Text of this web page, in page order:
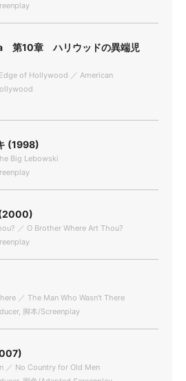
第10章 ハリウッドの異端児
of Hollywood ／ American
(1998)
Big Lebowski
(2000)
／ O Brother Where Art Thou?
／ The Man Who Wasn't There
脚本/Screenplay
／ No Country for Old Men